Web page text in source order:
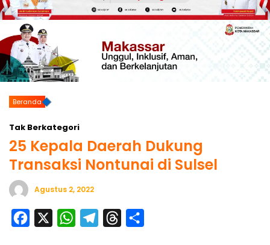
Beranda
Tak Berkategori
25 Kepala Daerah Dukung
Transaksi Nontunai di Sulsel
Agustus 2, 2022
W